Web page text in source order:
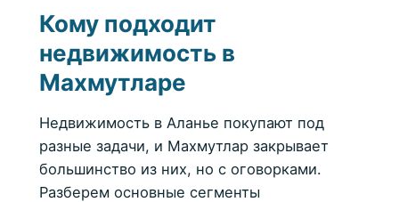
Кому подходит
недвижимость в
Махмутларе
Недвижимость в Аланье покупают под
разные задачи, и Махмутлар закрывает
большинство из них, но с оговорками.
Разберем основные сегменты